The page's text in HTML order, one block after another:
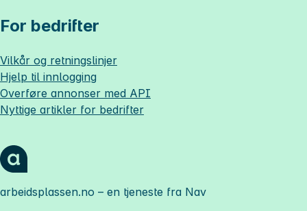
For bedrifter
Vilkår og retningslinjer
Hjelp til innlogging
Overføre annonser med API
Nyttige artikler for bedrifter
arbeidsplassen.no – en tjeneste fra Nav